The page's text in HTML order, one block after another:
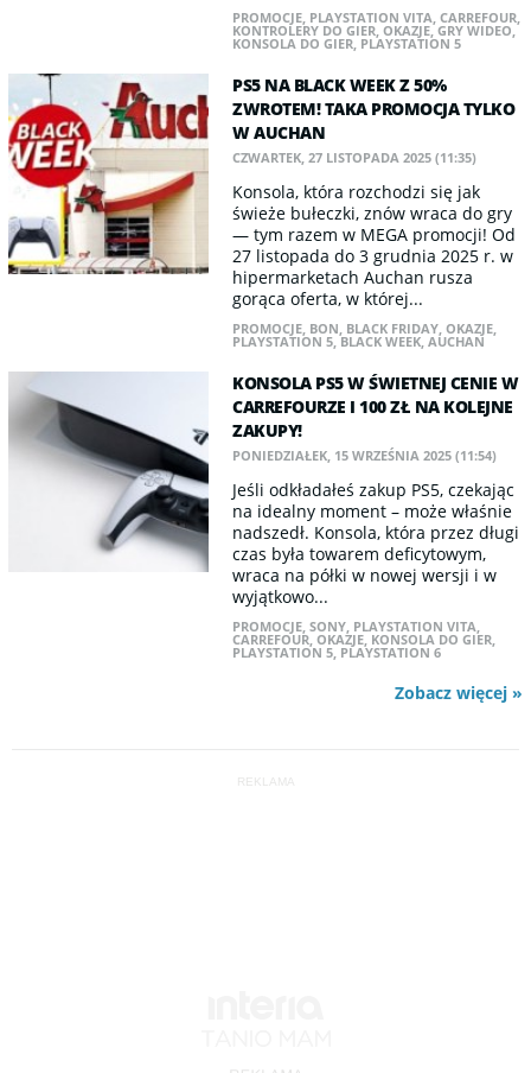
PROMOCJE, PLAYSTATION VITA,CARREFOUR,
KONTROLERY DO GIER,OKAZJE,GRY WIDEO,
KONSOLA DO GIER, PLAYSTATION 5
PS5 NA BLACK WEEK Z 50%
ZWROTEM! TAKA PROMOCJA TYLKO
W AUCHAN
CZWARTEK, 27 LISTOPADA 2025 (11:35)
Konsola, która rozchodzi się jak
świeże bułeczki, znów wraca do gry
— tym razem w MEGA promocji! Od
27 listopada do 3 grudnia 2025 r. w
hipermarketach Auchan rusza
gorąca oferta, w której...
PROMOCJE, BON, BLACK FRIDAY,OKAZJE,
PLAYSTATION 5,BLACK WEEK,AUCHAN
KONSOLA PS5 W ŚWIETNEJ CENIE W
CARREFOURZE I 100 ZŁ NA KOLEJNE
ZAKUPY!
PONIEDZIAŁEK, 15 WRZEŚNIA 2025 (11:54)
Jeśli odkładałeś zakup PS5, czekając
na idealny moment – może właśnie
nadszedł. Konsola, która przez długi
czas była towarem deficytowym,
wraca na półki w nowej wersji i w
wyjątkowo...
PROMOCJE,SONY, PLAYSTATION VITA,
CARREFOUR,OKAZJE, KONSOLA DO GIER,
PLAYSTATION 5, PLAYSTATION 6
Zobacz więcej »
REKLAMA